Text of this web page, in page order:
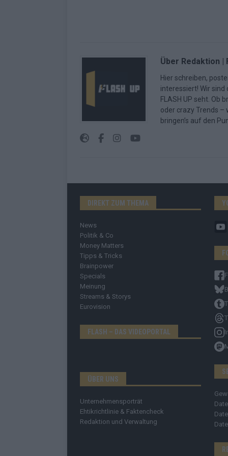
Über Redaktion |
Hier schreiben,
interessiert! Wir sind
FLASH UP seht. Ob
oder crazy Trends –
bringen’s auf den
DIREKT ZUM THEMA
News
Politik & Co
Money Matters
Tipps & Tricks
Brainpower
Specials
Meinung
Streams & Storys
Eurovision
FLASH – DAS VIDEOPORTAL
ÜBER UNS
Unternehmensporträt
Ehtikrichtlinie & Faktencheck
Redaktion und Verwaltung